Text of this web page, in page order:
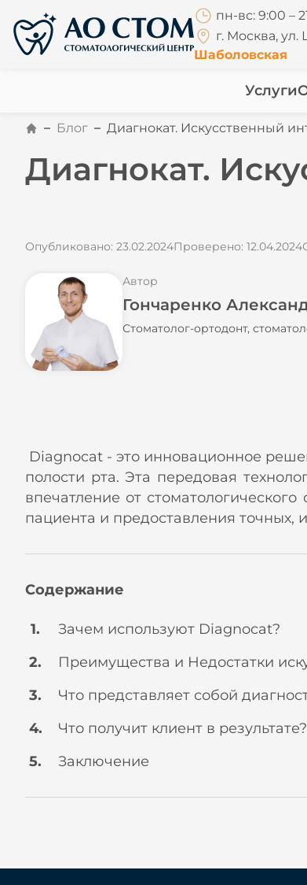
пн-вс: 9:00 –
г. Москва,
Шаболовская
Услуги
Блог Диагнокат. Искусственный
Диагнокат.
Опубликовано: 23.02.2024Проверено: 12.04.2024
Автор
Гончаренко
Стоматолог-ортодонт,
Diagnocat - это инновационное
полости рта. Эта передовая
впечатление от
пациента и предоставления
Содержание
Зачем используют Diagnocat?
Преимущества и Недостатки
Что представляет собой
Что получит клиент в результате?
Заключение